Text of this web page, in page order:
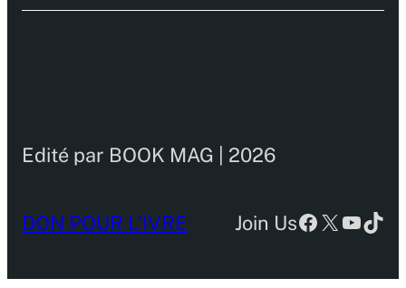
Edité par BOOK MAG | 2026
DON POUR L’IVRE Join UsFacebook
X